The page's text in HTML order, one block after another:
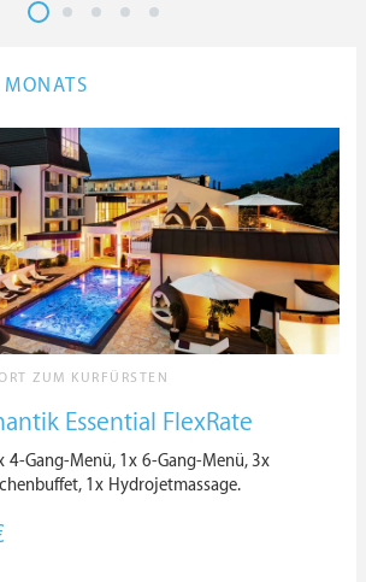
ZUM KURFÜRSTEN
Essential FlexRate
4-Gang-Menü, 1x 6-Gang-Menü, 3x
1x Hydrojetmassage.